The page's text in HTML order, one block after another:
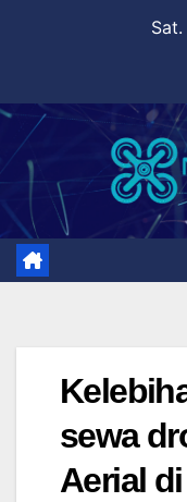
sewa
Aerial